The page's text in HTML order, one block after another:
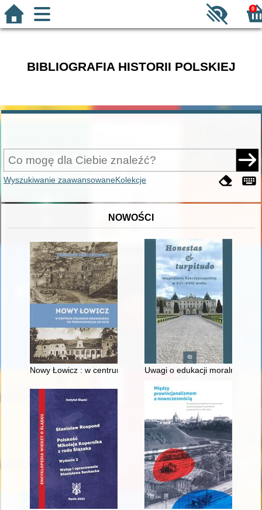
0
BIBLIOGRAFIA HISTORII POLSKIEJ
Wyszukiwanie zaawansowaneKolekcje
NOWOŚCI
Nowy Łowicz : w centrum poligonu drawskiego od
Uwagi o edukacji moralnej